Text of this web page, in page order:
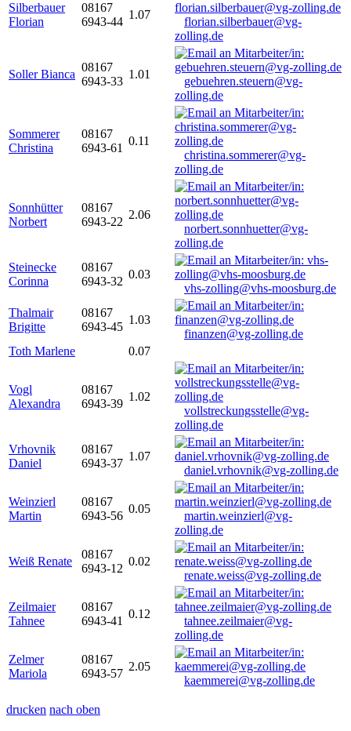
Silberbauer
Florian
08167
6943-44
1.07
florian.silberbauer@vg-
zolling.de
Soller Bianca
08167
6943-33
1.01
gebuehren.steuern@vg-
zolling.de
Sommerer
Christina
08167
6943-61
0.11
christina.sommerer@vg-
zolling.de
Sonnhütter
Norbert
08167
6943-22
2.06
norbert.sonnhuetter@vg-
zolling.de
Steinecke
Corinna
08167
6943-32
0.03
vhs-zolling@vhs-moosburg.de
Thalmair
Brigitte
08167
6943-45
1.03
finanzen@vg-zolling.de
Toth Marlene
0.07
Vogl
Alexandra
08167
6943-39
1.02
vollstreckungsstelle@vg-
zolling.de
Vrhovnik
Daniel
08167
6943-37
1.07
daniel.vrhovnik@vg-zolling.de
Weinzierl
Martin
08167
6943-56
0.05
martin.weinzierl@vg-
zolling.de
Weiß Renate
08167
6943-12
0.02
renate.weiss@vg-zolling.de
Zeilmaier
Tahnee
08167
6943-41
0.12
tahnee.zeilmaier@vg-
zolling.de
Zelmer
Mariola
08167
6943-57
2.05
kaemmerei@vg-zolling.de
drucken nach oben